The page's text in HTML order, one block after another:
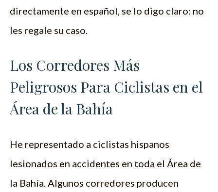
directamente en español, se lo digo claro: no
les regale su caso.
Los Corredores Más
Peligrosos Para Ciclistas en el
Área de la Bahía
He representado a ciclistas hispanos
lesionados en accidentes en toda el Área de
la Bahía. Algunos corredores producen